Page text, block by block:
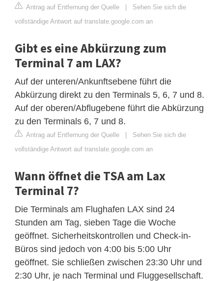
Antrag auf Entfernung der Quelle | Sehen Sie sich die
vollständige Antwort auf translate.google.com an
Gibt es eine Abkürzung zum
Terminal 7 am LAX?
Auf der unteren/Ankunftsebene führt die
Abkürzung direkt zu den Terminals 5, 6, 7 und 8.
Auf der oberen/Abflugebene führt die Abkürzung
zu den Terminals 6, 7 und 8.
Antrag auf Entfernung der Quelle | Sehen Sie sich die
vollständige Antwort auf translate.google.com an
Wann öffnet die TSA am Lax
Terminal 7?
Die Terminals am Flughafen LAX sind 24
Stunden am Tag, sieben Tage die Woche
geöffnet. Sicherheitskontrollen und Check-in-
Büros sind jedoch von 4:00 bis 5:00 Uhr
geöffnet. Sie schließen zwischen 23:30 Uhr und
2:30 Uhr, je nach Terminal und Fluggesellschaft.